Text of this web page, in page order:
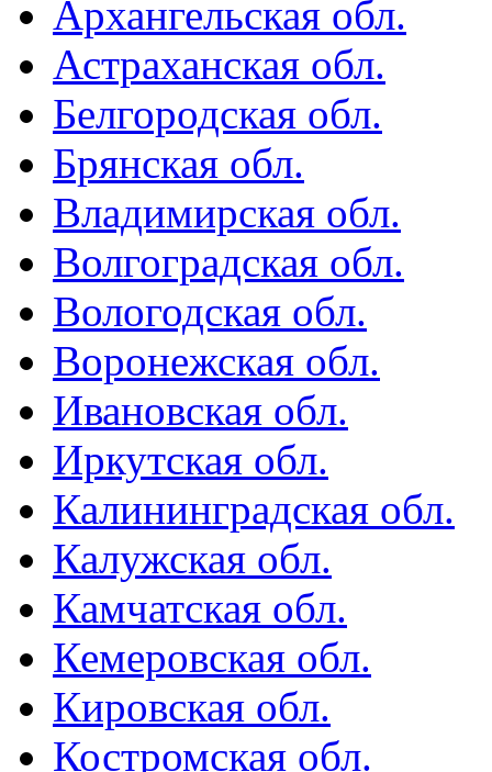
Архангельская обл.
Астраханская обл.
Белгородская обл.
Брянская обл.
Владимирская обл.
Волгоградская обл.
Вологодская обл.
Воронежская обл.
Ивановская обл.
Иркутская обл.
Калининградская обл.
Калужская обл.
Камчатская обл.
Кемеровская обл.
Кировская обл.
Костромская обл.